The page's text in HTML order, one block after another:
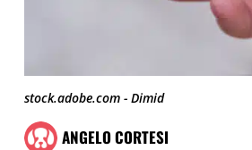
stock.adobe.com - Dimid
ANGELO CORTESI